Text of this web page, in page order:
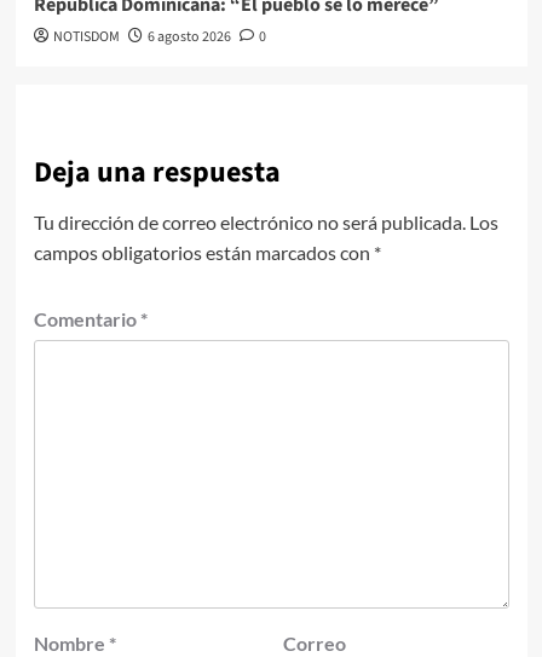
NOTISDOM 6 agosto 2026 0
Deja una respuesta
Tu dirección de correo electrónico no será publicada. Los
campos obligatorios están marcados con *
Comentario *
Nombre *
Correo